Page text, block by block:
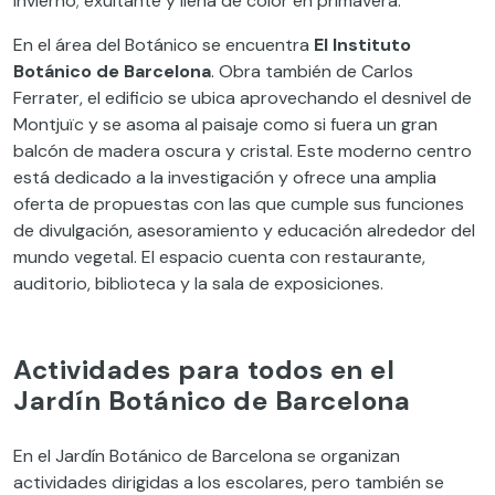
En el área del Botánico se encuentra El Instituto
Botánico de Barcelona. Obra también de Carlos
Ferrater, el edificio se ubica aprovechando el desnivel de
Montjuïc y se asoma al paisaje como si fuera un gran
balcón de madera oscura y cristal. Este moderno centro
está dedicado a la investigación y ofrece una amplia
oferta de propuestas con las que cumple sus funciones
de divulgación, asesoramiento y educación alrededor del
mundo vegetal. El espacio cuenta con restaurante,
auditorio, biblioteca y la sala de exposiciones.
Actividades para todos en el
Jardín Botánico de Barcelona
En el Jardín Botánico de Barcelona se organizan
actividades dirigidas a los escolares, pero también se